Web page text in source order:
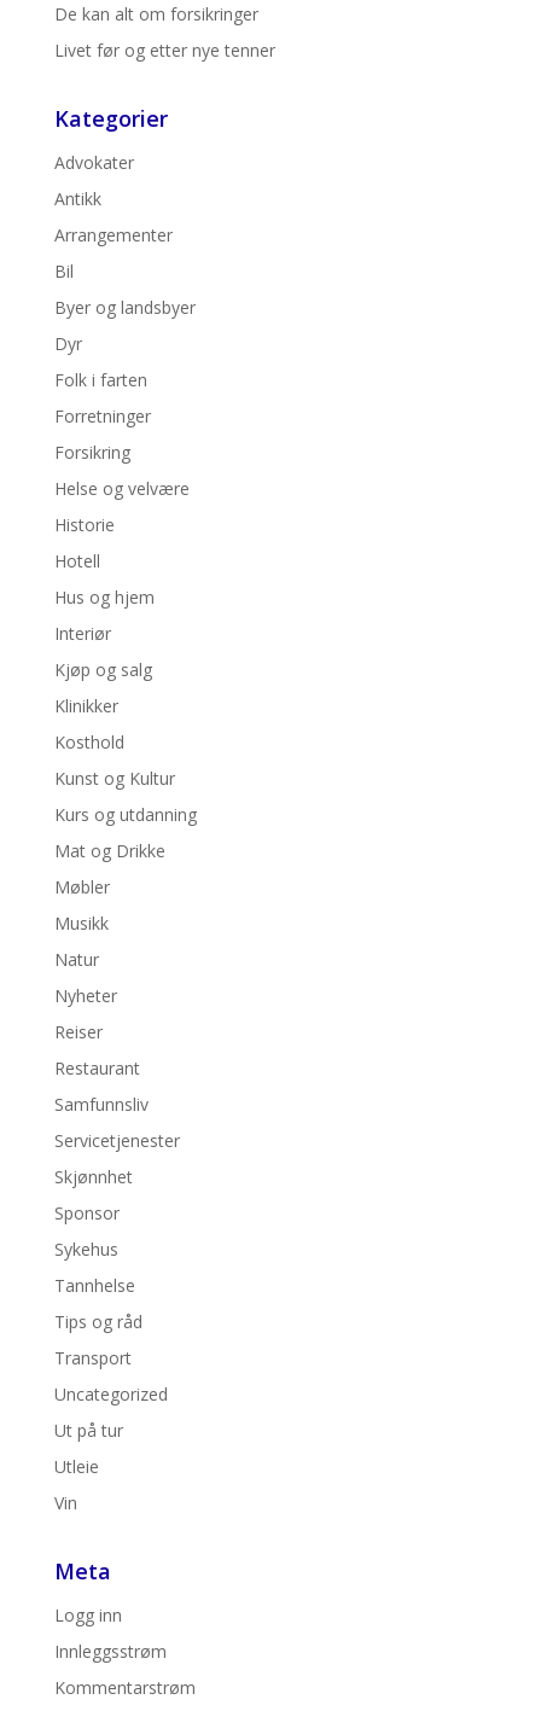
De kan alt om forsikringer
Livet før og etter nye tenner
Kategorier
Advokater
Antikk
Arrangementer
Bil
Byer og landsbyer
Dyr
Folk i farten
Forretninger
Forsikring
Helse og velvære
Historie
Hotell
Hus og hjem
Interiør
Kjøp og salg
Klinikker
Kosthold
Kunst og Kultur
Kurs og utdanning
Mat og Drikke
Møbler
Musikk
Natur
Nyheter
Reiser
Restaurant
Samfunnsliv
Servicetjenester
Skjønnhet
Sponsor
Sykehus
Tannhelse
Tips og råd
Transport
Uncategorized
Ut på tur
Utleie
Vin
Meta
Logg inn
Innleggsstrøm
Kommentarstrøm